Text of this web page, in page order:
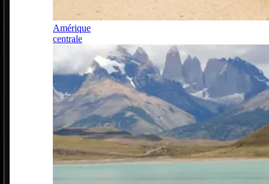
Amérique
centrale